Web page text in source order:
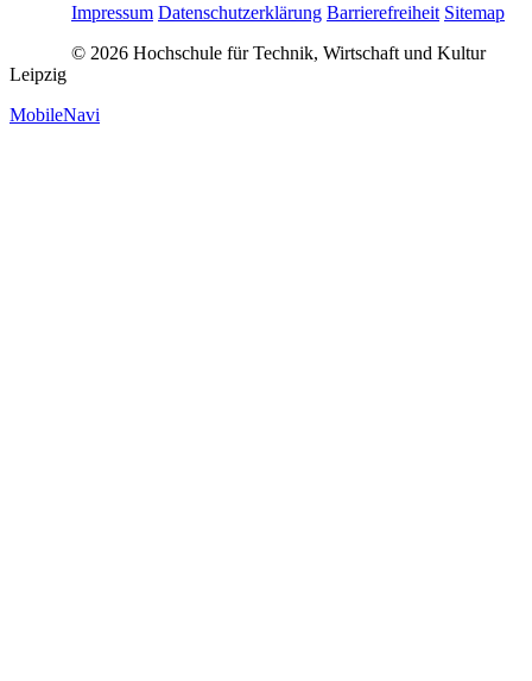
Impressum Datenschutzerklärung Barrierefreiheit Sitemap
© 2026 Hochschule für Technik, Wirtschaft und Kultur
Leipzig
MobileNavi